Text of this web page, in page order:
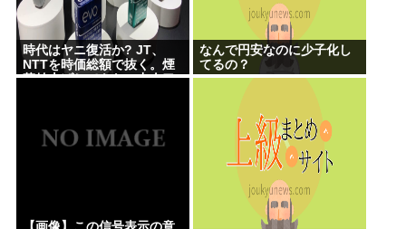
時代はヤニ復活か? JT、
NTTを時価総額で抜く。煙
草値上げしてもヤニ中人口
なんで円安なのに少子化し
てるの？